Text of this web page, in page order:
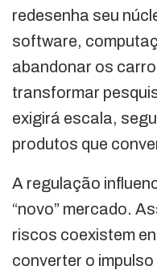
redesenha seu
software,
abandonar os
transformar
exigirá escala,
produtos que
A regulação
“novo” mercado.
riscos coexistem
converter o